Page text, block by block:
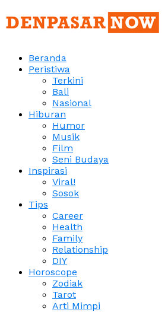
Beranda
Peristiwa
Terkini
Bali
Nasional
Hiburan
Humor
Musik
Film
Seni Budaya
Inspirasi
Viral!
Sosok
Tips
Career
Health
Family
Relationship
DIY
Horoscope
Zodiak
Tarot
Arti Mimpi